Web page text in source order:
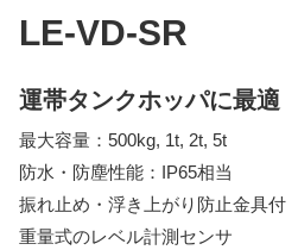
トラックスケール
LE-VD-SR
運帯タンクホッパに最適
最大容量：500kg, 1t, 2t, 5t
防水・防塵性能：IP65相当
振れ止め・浮き上がり防止金具付
重量式のレベル計測センサ